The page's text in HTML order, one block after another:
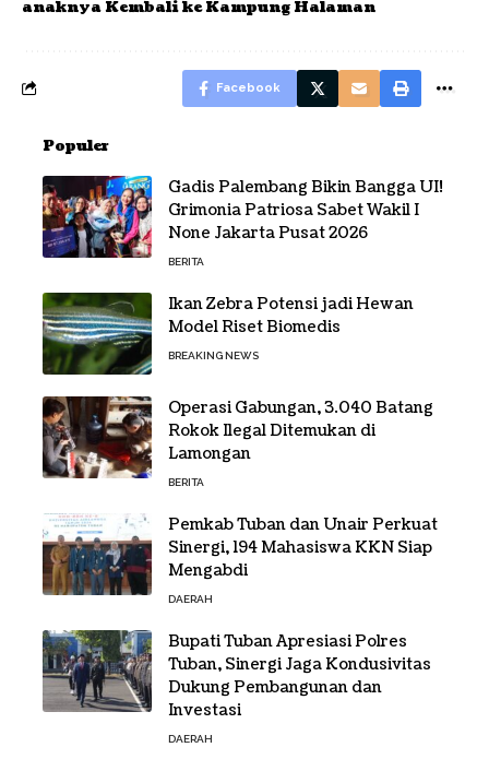
anaknya Kembali ke Kampung Halaman
Facebook
Populer
Gadis Palembang Bikin Bangga UI!
Grimonia Patriosa Sabet Wakil I
None Jakarta Pusat 2026
BERITA
Ikan Zebra Potensi jadi Hewan
Model Riset Biomedis
BREAKING NEWS
Operasi Gabungan, 3.040 Batang
Rokok Ilegal Ditemukan di
Lamongan
BERITA
Pemkab Tuban dan Unair Perkuat
Sinergi, 194 Mahasiswa KKN Siap
Mengabdi
DAERAH
Bupati Tuban Apresiasi Polres
Tuban, Sinergi Jaga Kondusivitas
Dukung Pembangunan dan
Investasi
DAERAH